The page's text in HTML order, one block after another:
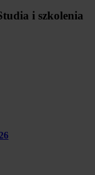
i szkolenia